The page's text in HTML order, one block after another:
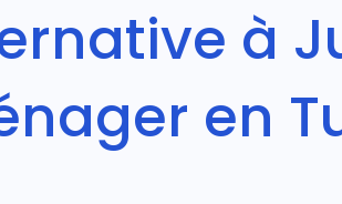
à
en